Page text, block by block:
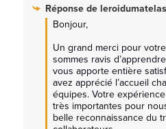
Réponse de
Bonjour,
Un grand merci pour
sommes ravis
vous apporte entière
avez apprécié l’accueil
équipes. Votre
très importantes pour
belle reconnaissance du